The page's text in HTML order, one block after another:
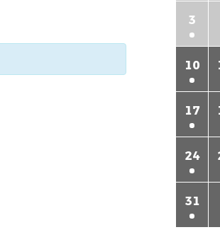
3
10
17
24
31